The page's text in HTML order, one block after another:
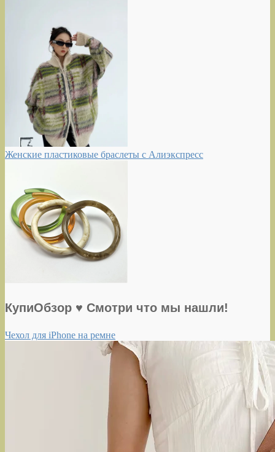
Женские пластиковые браслеты с Алиэкспресс
КупиОбзор ♥ Смотри что мы нашли!
Чехол для iPhone на ремне